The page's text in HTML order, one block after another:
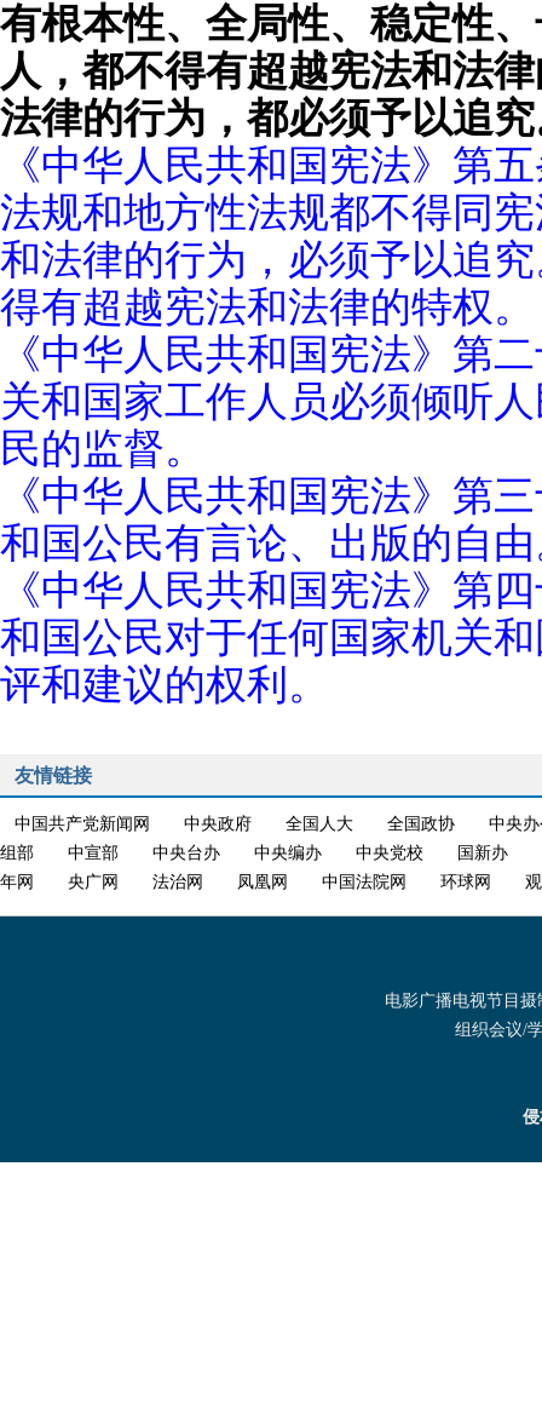
有根本性、全局性、稳定性
人，都不得有超越宪法和法
法律的行为，都必须予以追
《中华人民共和国宪法》第
法规和地方性法规都不得同
和法律的行为，必须予以追
得有超越宪法和法律的特权。
《中华人民共和国宪法》第
关和国家工作人员必须倾听
民的监督。
《中华人民共和国宪法》第
和国公民有言论、出版的自
《中华人民共和国宪法》第
和国公民对于任何国家机关
评和建议的权利。
友情链接
中国共产党新闻网 中央政府 全国人大 全国政协
中央
组部
中宣部 中央台办 中央编办 中央党校
国新办
年网
央广网 法治网 凤凰网 中国法院网 环球网
电影广播电视节目摄
组织会议/